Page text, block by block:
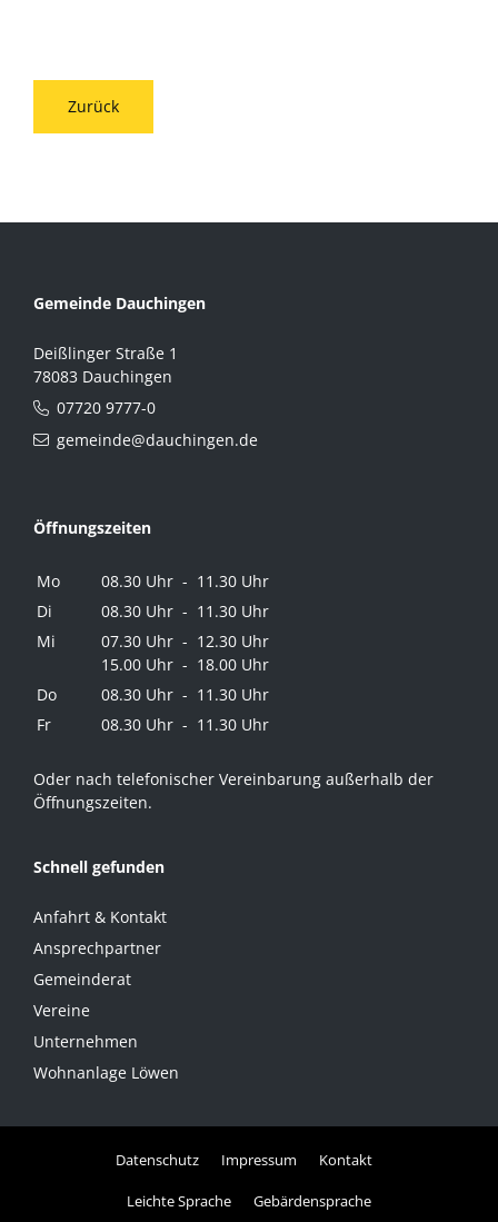
Zurück
Gemeinde Dauchingen
Deißlinger Straße 1
78083 Dauchingen
07720 9777-0
gemeinde@dauchingen.de
Öffnungszeiten
Mo
08.30 Uhr - 11.30 Uhr
Di
08.30 Uhr - 11.30 Uhr
Mi
07.30 Uhr - 12.30 Uhr
15.00 Uhr - 18.00 Uhr
Do
08.30 Uhr - 11.30 Uhr
Fr
08.30 Uhr - 11.30 Uhr
Oder nach telefonischer Vereinbarung außerhalb der
Öffnungszeiten.
Schnell gefunden
Anfahrt & Kontakt
Ansprechpartner
Gemeinderat
Vereine
Unternehmen
Wohnanlage Löwen
Datenschutz Impressum Kontakt
Leichte Sprache Gebärdensprache